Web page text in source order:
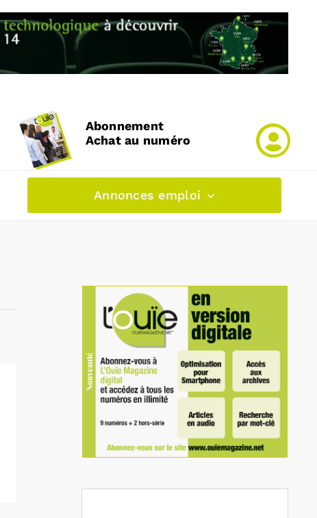
Abonnement
Achat au numéro
Annonces emploi